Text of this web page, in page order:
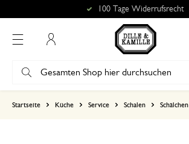
100 Tage Widerrufsrecht
Startseite Küche Service Schalen Schälchen